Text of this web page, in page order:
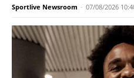
Sportlive Newsroom - 07/08/2026